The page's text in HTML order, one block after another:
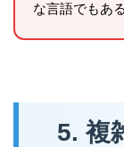
な言語でもあ
5. 複